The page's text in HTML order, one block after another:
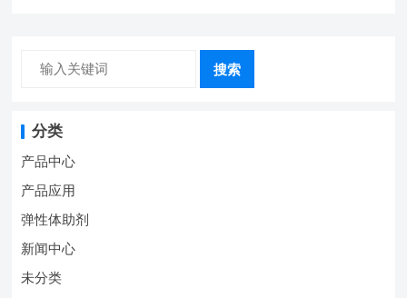
搜索
分类
产品中心
产品应用
弹性体助剂
新闻中心
未分类